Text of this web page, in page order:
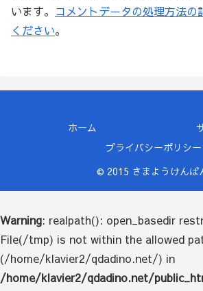
います。 コメントデータの処理方法の
ください。
ホーム
プライバシーポリシー
© 2015 さまようけんば
Warning: realpath(): open_basedir
File(/tmp) is not within the allowed
(/home/klavier2/qdadino.net/) in
/home/klavier2/qdadino.net/